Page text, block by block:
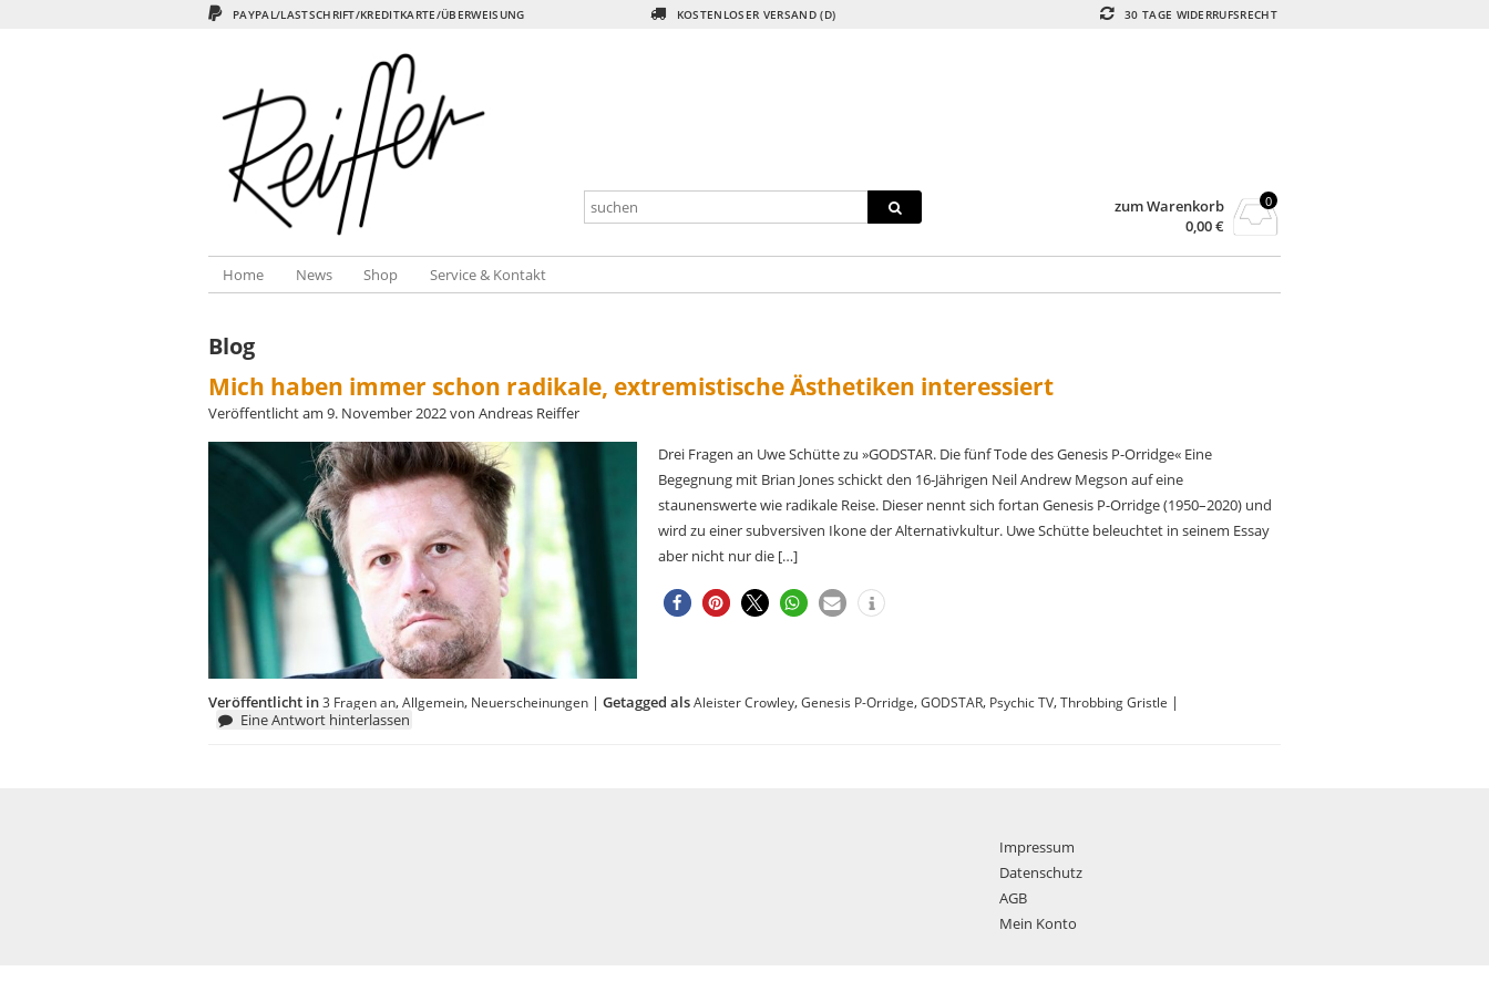
PAYPAL/LASTSCHRIFT/KREDITKARTE/ÜBERWEISUNG KOSTENLOSER VERSAND (D) 30 TAGE WIDERRUFSRECHT
zum Warenkorb
0,00€
0
Home News Shop Service & Kontakt
Blog
Mich haben immer schon radikale, extremistische Ästhetiken interessiert
Veröffentlicht am 9. November 2022von Andreas Reiffer
Drei Fragen an Uwe Schütte zu »GODSTAR. Die fünf Tode des Genesis P-Orridge« Eine
Begegnung mit Brian Jones schickt den 16-Jährigen Neil Andrew Megson auf eine
staunenswerte wie radikale Reise. Dieser nennt sich fortan Genesis P-Orridge (1950–2020) und
wird zu einer subversiven Ikone der Alternativkultur. Uwe Schütte beleuchtet in seinem Essay
aber nicht nur die […]
Veröffentlicht in3 Fragen an,Allgemein, Neuerscheinungen | Getagged alsAleister Crowley,Genesis P-Orridge,GODSTAR, Psychic TV,Throbbing Gristle |
Eine Antwort hinterlassen
Impressum
Datenschutz
AGB
Mein Konto